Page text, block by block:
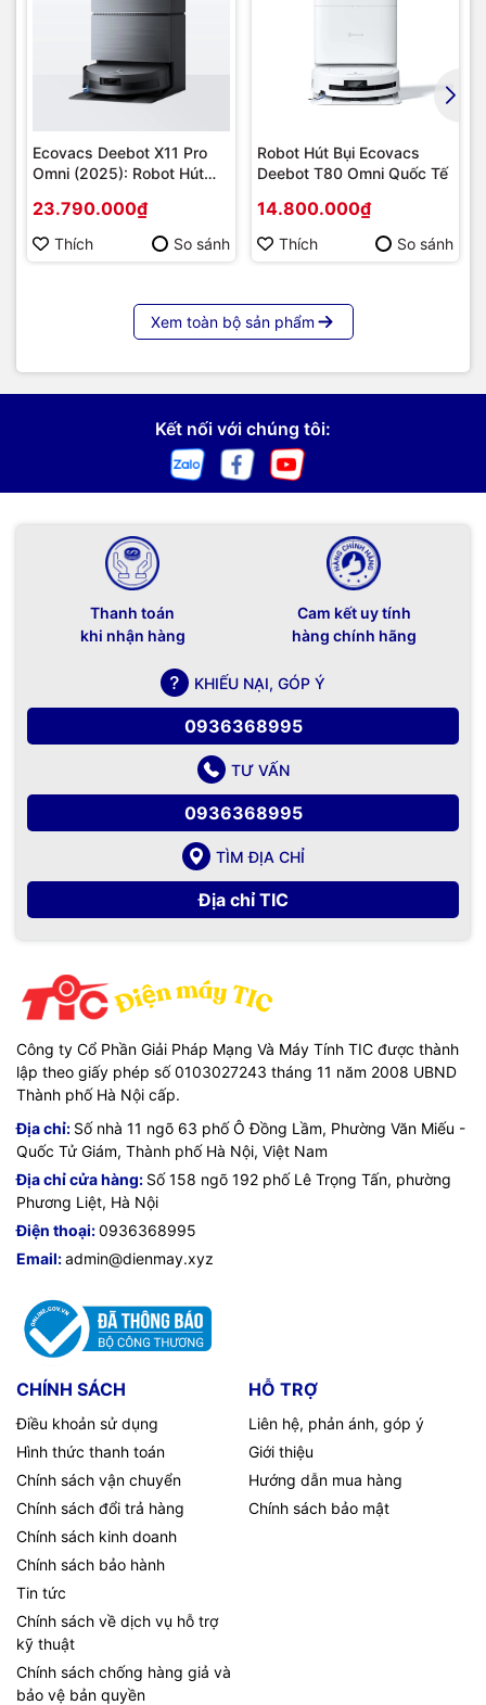
Ecovacs Deebot X11 Pro
Omni (2025): Robot Hút
Động Hoàn Toàn, Sạch Sẽ
Tối Ưu
23.790.000₫
Thích So sánh
Robot Hút Bụi Ecovacs
Deebot T80 Omni Quốc Tế
14.800.000₫
Thích So sánh
Xem toàn bộ sản phẩm
Kết nối với chúng tôi:
Thanh toán
khi nhận hàng
Cam kết uy tính
hàng chính hãng
KHIẾU NẠI, GÓP Ý
0936368995
TƯ VẤN
0936368995
TÌM ĐỊA CHỈ
Địa chỉ TIC
Công ty Cổ Phần Giải Pháp Mạng Và Máy Tính TIC được thành
lập theo giấy phép số 0103027243 tháng 11 năm 2008 UBND
Thành phố Hà Nội cấp.
Địa chỉ: Số nhà 11 ngõ 63 phố Ô Đồng Lầm, Phường Văn Miếu -
Quốc Tử Giám, Thành phố Hà Nội, Việt Nam
Địa chỉ cửa hàng: Số 158 ngõ 192 phố Lê Trọng Tấn, phường
Phương Liệt, Hà Nội
Điện thoại:0936368995
Email:admin@dienmay.xyz
CHÍNH SÁCH
Điều khoản sử dụng
Hình thức thanh toán
Chính sách vận chuyển
Chính sách đổi trả hàng
Chính sách kinh doanh
Chính sách bảo hành
Tin tức
Chính sách về dịch vụ hỗ trợ
kỹ thuật
Chính sách chống hàng giả và
bảo vệ bản quyền
HỖ TRỢ
Liên hệ, phản ánh, góp ý
Giới thiệu
Hướng dẫn mua hàng
Chính sách bảo mật